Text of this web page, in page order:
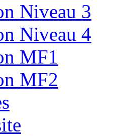
Niveau 3
Niveau 4
MF1
MF2